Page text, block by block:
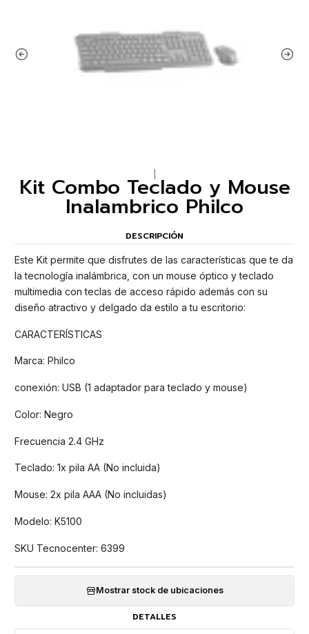
Kit Combo Teclado y Mouse
Inalambrico Philco
DESCRIPCIÓN
Este Kit permite que disfrutes de las características que te da
la tecnología inalámbrica, con un mouse óptico y teclado
multimedia con teclas de acceso rápido además con su
diseño atractivo y delgado da estilo a tu escritorio:
CARACTERÍSTICAS
Marca: Philco
conexión: USB (1 adaptador para teclado y mouse)
Color: Negro
Frecuencia 2.4 GHz
Teclado: 1x pila AA (No incluida)
Mouse: 2x pila AAA (No incluidas)
Modelo: K5100
SKU Tecnocenter: 6399
Mostrar stock de ubicaciones
DETALLES